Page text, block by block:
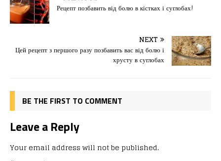
e
b
o
o
o
d
o
n
l и
ис
я
Рецепт позбавить від болю в кістках і суглобах!
NEXT
Цей рецепт з першого разу позбавить вас від болю і
хрусту в суглобах
BE THE FIRST TO COMMENT
Leave a Reply
Your email address will not be published.